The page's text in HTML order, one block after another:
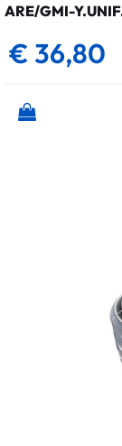
ARE/GMI-
€ 36,80
Quantità